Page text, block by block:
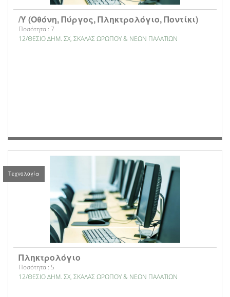
/Υ (Οθόνη, Πύργος, Πληκτρολόγιο, Ποντίκι)
Ποσότητα : 7
12/ΘΕΣΙΟ ΔΗΜ. ΣΧ, ΣΚΑΛΑΣ ΩΡΩΠΟΥ & ΝΕΩΝ ΠΑΛΑΤΙΩΝ
Τεχνολογία
Πληκτρολόγιο
Ποσότητα : 5
12/ΘΕΣΙΟ ΔΗΜ. ΣΧ, ΣΚΑΛΑΣ ΩΡΩΠΟΥ & ΝΕΩΝ ΠΑΛΑΤΙΩΝ